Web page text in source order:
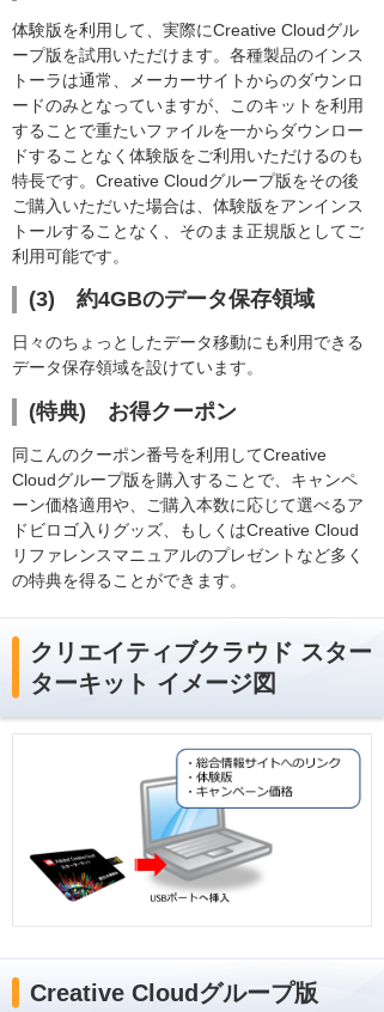
体験版を利用して、実際にCreative Cloudグル
ープ版を試用いただけます。各種製品のインス
トーラは通常、メーカーサイトからのダウンロ
ードのみとなっていますが、このキットを利用
することで重たいファイルを一からダウンロー
ドすることなく体験版をご利用いただけるのも
特長です。Creative Cloudグループ版をその後
ご購入いただいた場合は、体験版をアンインス
トールすることなく、そのまま正規版としてご
利用可能です。
(3) 約4GBのデータ保存領域
日々のちょっとしたデータ移動にも利用できる
データ保存領域を設けています。
(特典) お得クーポン
同こんのクーポン番号を利用してCreative
Cloudグループ版を購入することで、キャンペ
ーン価格適用や、ご購入本数に応じて選べるア
ドビロゴ入りグッズ、もしくはCreative Cloud
リファレンスマニュアルのプレゼントなど多く
の特典を得ることができます。
クリエイティブクラウド スター
ターキット イメージ図
Creative Cloudグループ版